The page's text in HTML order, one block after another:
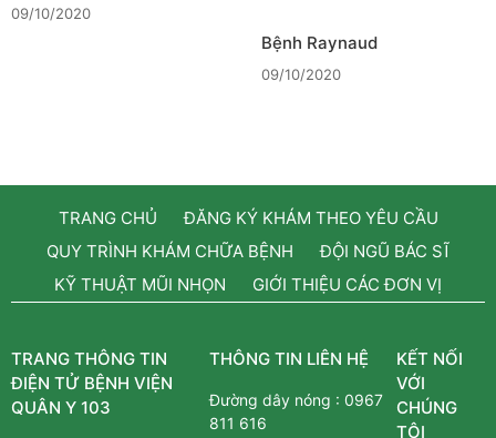
09/10/2020
Bệnh Raynaud
09/10/2020
TRANG CHỦ
ĐĂNG KÝ KHÁM THEO YÊU CẦU
QUY TRÌNH KHÁM CHỮA BỆNH
ĐỘI NGŨ BÁC SĨ
KỸ THUẬT MŨI NHỌN
GIỚI THIỆU CÁC ĐƠN VỊ
TRANG THÔNG TIN
ĐIỆN TỬ BỆNH VIỆN
QUÂN Y 103
THÔNG TIN LIÊN HỆ
Đường dây nóng :0967
811 616
KẾT NỐI
VỚI
CHÚNG
TÔI